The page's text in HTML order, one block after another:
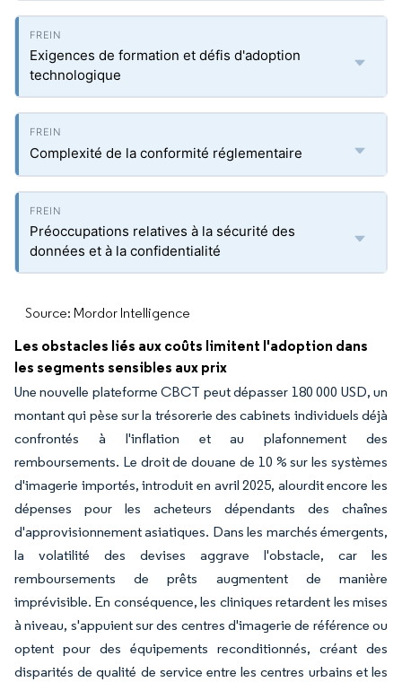
Exigences de formation et défis d'adoption
technologique
Complexité de la conformité réglementaire
Préoccupations relatives à la sécurité des
données et à la confidentialité
Source: Mordor Intelligence
Les obstacles liés aux coûts limitent l'adoption dans
les segments sensibles aux prix
Une nouvelle plateforme CBCT peut dépasser 180 000 USD, un
montant qui pèse sur la trésorerie des cabinets individuels déjà
confrontés à l'inflation et au plafonnement des
remboursements. Le droit de douane de 10 % sur les systèmes
d'imagerie importés, introduit en avril 2025, alourdit encore les
dépenses pour les acheteurs dépendants des chaînes
d'approvisionnement asiatiques. Dans les marchés émergents,
la volatilité des devises aggrave l'obstacle, car les
remboursements de prêts augmentent de manière
imprévisible. En conséquence, les cliniques retardent les mises
à niveau, s'appuient sur des centres d'imagerie de référence ou
optent pour des équipements reconditionnés, créant des
disparités de qualité de service entre les centres urbains et les